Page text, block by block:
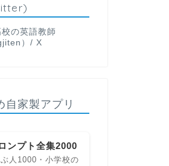
の英語教師
）/ X
自家製アプリ
ンプト全集2000
人1000・小学校の